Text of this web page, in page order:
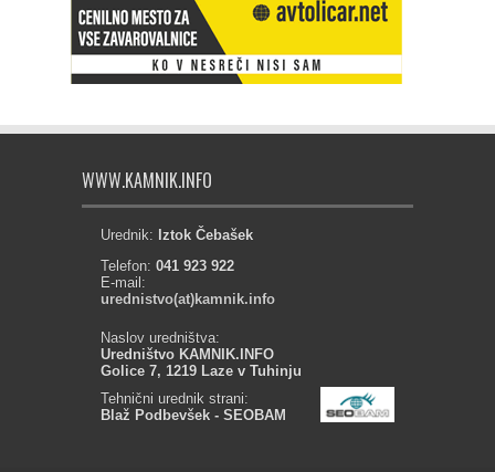
WWW.KAMNIK.INFO
Urednik: Iztok Čebašek
Telefon: 041 923 922
E-mail:
urednistvo(at)kamnik.info
Naslov uredništva:
Uredništvo KAMNIK.INFO
Golice 7, 1219 Laze v Tuhinju
Tehnični urednik strani:
Blaž Podbevšek - SEOBAM